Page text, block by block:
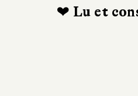
❤ Lu et